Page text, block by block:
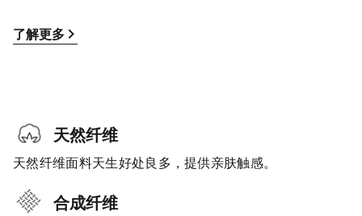
了解更多
天然纤维
天然纤维面料天生好处良多，提供亲肤触感。
合成纤维